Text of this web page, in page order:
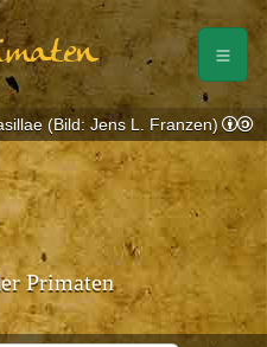
Primaten
(Bild: Jens L. Franzen)